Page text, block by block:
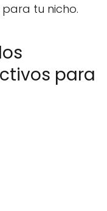
tu nicho.
para